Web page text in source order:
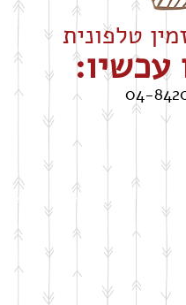
טלפונית
עכשיו:
04-